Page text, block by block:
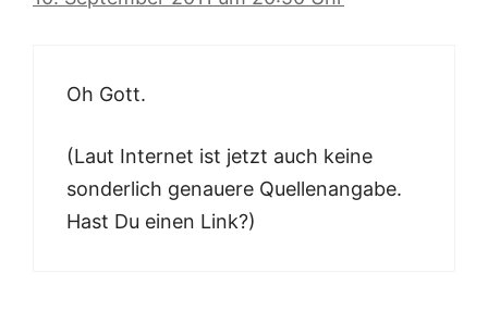
Oh Gott.
(Laut Internet ist jetzt auch keine
sonderlich genauere Quellenangabe.
Hast Du einen Link?)